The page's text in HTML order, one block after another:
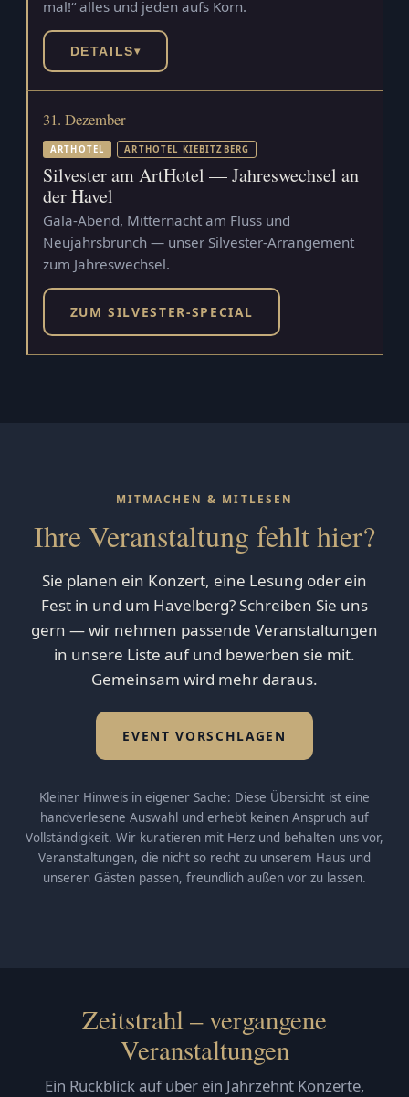
mal!“ alles und jeden aufs Korn.
DETAILS▾
31. Dezember
ARTHOTEL ARTHOTEL KIEBITZBERG
Silvester am ArtHotel — Jahreswechsel an
der Havel
Gala-Abend, Mitternacht am Fluss und
Neujahrsbrunch — unser Silvester-Arrangement
zum Jahreswechsel.
ZUM SILVESTER-SPECIAL
MITMACHEN & MITLESEN
Ihre Veranstaltung fehlt hier?
Sie planen ein Konzert, eine Lesung oder ein
Fest in und um Havelberg? Schreiben Sie uns
gern — wir nehmen passende Veranstaltungen
in unsere Liste auf und bewerben sie mit.
Gemeinsam wird mehr daraus.
EVENT VORSCHLAGEN
Kleiner Hinweis in eigener Sache: Diese Übersicht ist eine
handverlesene Auswahl und erhebt keinen Anspruch auf
Vollständigkeit. Wir kuratieren mit Herz und behalten uns vor,
Veranstaltungen, die nicht so recht zu unserem Haus und
unseren Gästen passen, freundlich außen vor zu lassen.
Zeitstrahl – vergangene
Veranstaltungen
Ein Rückblick auf über ein Jahrzehnt Konzerte,